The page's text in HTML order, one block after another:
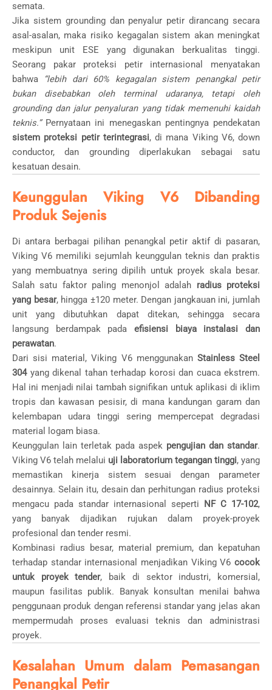
semata.
Jika sistem grounding dan penyalur petir dirancang secara
asal-asalan, maka risiko kegagalan sistem akan meningkat
meskipun unit ESE yang digunakan berkualitas tinggi.
Seorang pakar proteksi petir internasional menyatakan
bahwa
“lebih dari 60% kegagalan sistem penangkal petir
bukan disebabkan oleh terminal udaranya, tetapi oleh
grounding dan jalur penyaluran yang tidak memenuhi kaidah
teknis.”Pernyataan ini menegaskan pentingnya pendekatan
sistem proteksi petir terintegrasi, di mana Viking V6, down
conductor, dan grounding diperlakukan sebagai satu
kesatuan desain.
Keunggulan Viking V6 Dibanding
Produk Sejenis
Di antara berbagai pilihan penangkal petir aktif di pasaran,
Viking V6 memiliki sejumlah keunggulan teknis dan praktis
yang membuatnya sering dipilih untuk proyek skala besar.
Salah satu faktor paling menonjol adalah radius proteksi
yang besar, hingga ±120 meter. Dengan jangkauan ini, jumlah
unit yang dibutuhkan dapat ditekan, sehingga secara
langsung berdampak pada efisiensi biaya instalasi dan
perawatan.
Dari sisi material, Viking V6 menggunakan Stainless Steel
304yang dikenal tahan terhadap korosi dan cuaca ekstrem.
Hal ini menjadi nilai tambah signifikan untuk aplikasi di iklim
tropis dan kawasan pesisir, di mana kandungan garam dan
kelembapan udara tinggi sering mempercepat degradasi
material logam biasa.
Keunggulan lain terletak pada aspek pengujian dan standar.
Viking V6 telah melalui uji laboratorium tegangan tinggi, yang
memastikan kinerja sistem sesuai dengan parameter
desainnya. Selain itu, desain dan perhitungan radius proteksi
mengacu pada standar internasional seperti NF C 17-102,
yang banyak dijadikan rujukan dalam proyek-proyek
profesional dan tender resmi.
Kombinasi radius besar, material premium, dan kepatuhan
terhadap standar internasional menjadikan Viking V6 cocok
untuk proyek tender, baik di sektor industri, komersial,
maupun fasilitas publik. Banyak konsultan menilai bahwa
penggunaan produk dengan referensi standar yang jelas akan
mempermudah proses evaluasi teknis dan administrasi
proyek.
Kesalahan Umum dalam Pemasangan
Penangkal Petir